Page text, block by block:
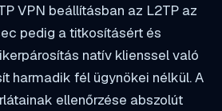
VPN beállításban az L2TP az
pedig a titkosításért és
natív klienssel való
harmadik fél ügynökei nélkül. A
ellenőrzése abszolút